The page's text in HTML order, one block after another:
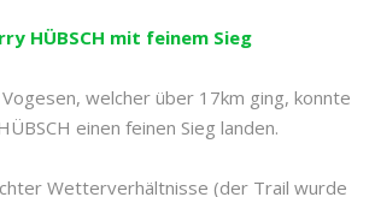
HÜBSCH mit feinem Sieg
welcher über 17km ging, konnte
einen feinen Sieg landen.
Wetterverhältnisse (der Trail wurde